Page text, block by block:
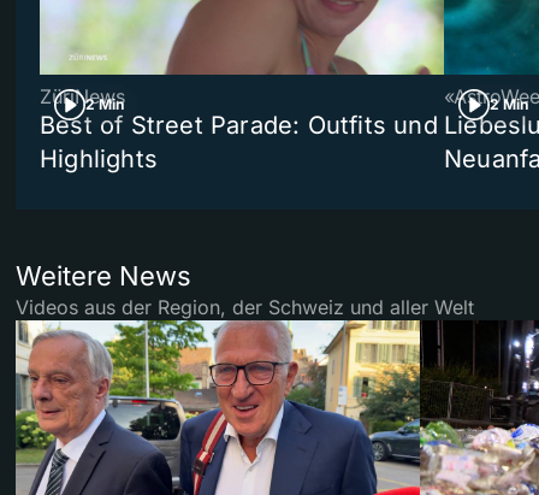
2 Min
ZüriNews
Best of Street Parade: Outfits und
Highlights
2 Min
Weitere News
Videos aus der Region, der Schweiz und aller Welt